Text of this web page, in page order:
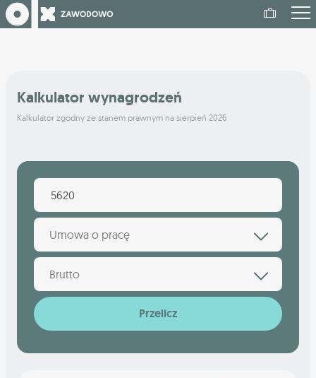
Kalkulator wynagrodzeń
Kalkulator zgodny ze stanem prawnym na sierpień 2026
Umowa o pracę
Brutto
Przelicz